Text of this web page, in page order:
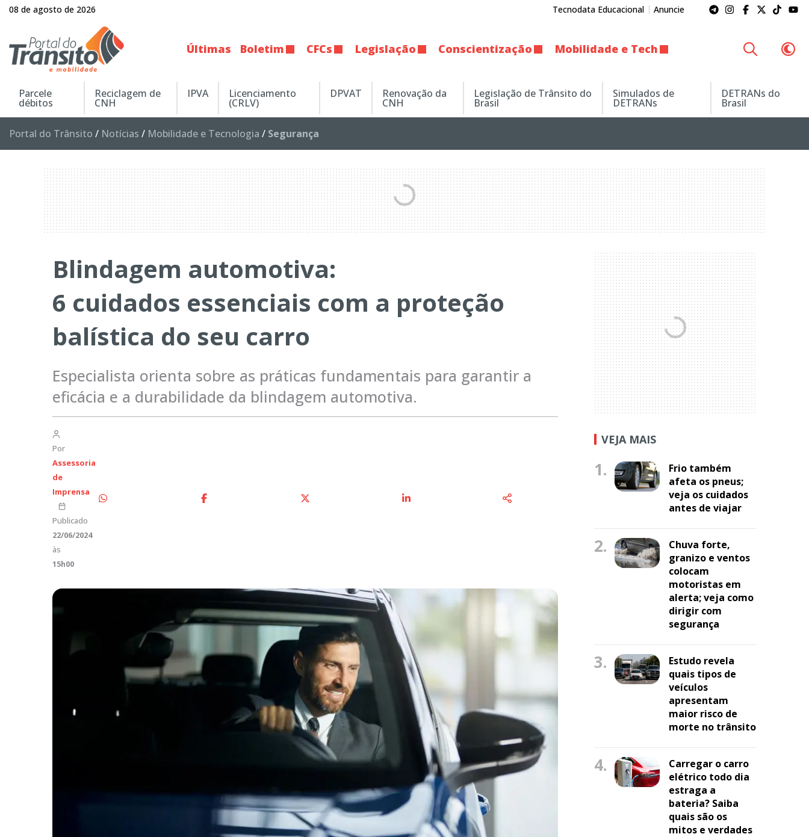
08 de agosto de 2026 Tecnodata Educacional Anuncie
Últimas Boletim CFCs Legislação Conscientização Mobilidade e Tech
Parcele
débitos
Reciclagem de
CNH
IPVA Licenciamento
(CRLV)
DPVAT Renovação da
CNH
Legislação de Trânsito do
Brasil
Simulados de
DETRANs
DETRANs do
Brasil
Portal do Trânsito / Notícias / Mobilidade e Tecnologia / Segurança
Blindagem automotiva:
6 cuidados essenciais com a proteção
balística do seu carro
Especialista orienta sobre as práticas fundamentais para garantir a
eficácia e a durabilidade da blindagem automotiva.
Por
Assessoria
de
Imprensa
Publicado
22/06/2024
às
15h00
VEJA MAIS
1.
Frio também
afeta os pneus;
veja os cuidados
antes de viajar
2.
Chuva forte,
granizo e ventos
colocam
motoristas em
alerta; veja como
dirigir com
segurança
3.
Estudo revela
quais tipos de
veículos
apresentam
maior risco de
morte no trânsito
4.
Carregar o carro
elétrico todo dia
estraga a
bateria? Saiba
quais são os
mitos e verdades